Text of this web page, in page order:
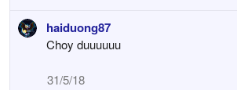
haiduong87
Choy duuuuuu
31/5/18